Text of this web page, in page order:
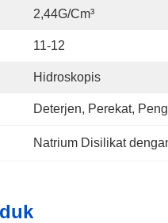
2,44G/cm³
11-12
Hidroskopis
Deterjen, Perekat,
Natrium Disilikat